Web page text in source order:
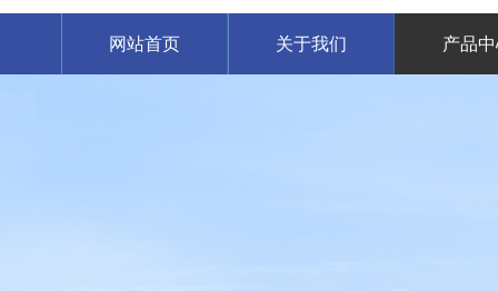
网站首页 关于我们 产品